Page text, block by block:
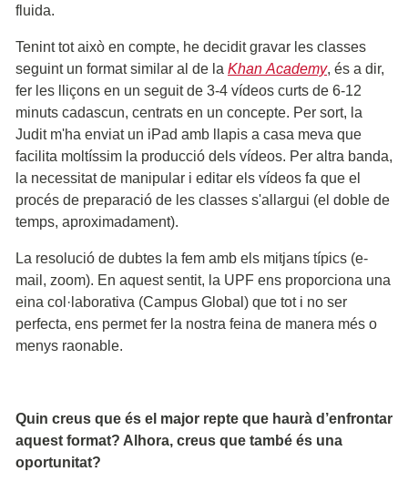
fluida.
Tenint tot això en compte, he decidit gravar les classes
seguint un format similar al de la Khan Academy, és a dir,
fer les lliçons en un seguit de 3-4 vídeos curts de 6-12
minuts cadascun, centrats en un concepte. Per sort, la
Judit m'ha enviat un iPad amb llapis a casa meva que
facilita moltíssim la producció dels vídeos. Per altra banda,
la necessitat de manipular i editar els vídeos fa que el
procés de preparació de les classes s'allargui (el doble de
temps, aproximadament).
La resolució de dubtes la fem amb els mitjans típics (e-
mail, zoom). En aquest sentit, la UPF ens proporciona una
eina col·laborativa (Campus Global) que tot i no ser
perfecta, ens permet fer la nostra feina de manera més o
menys raonable.
Quin creus que és el major repte que haurà d’enfrontar
aquest format? Alhora, creus que també és una
oportunitat?